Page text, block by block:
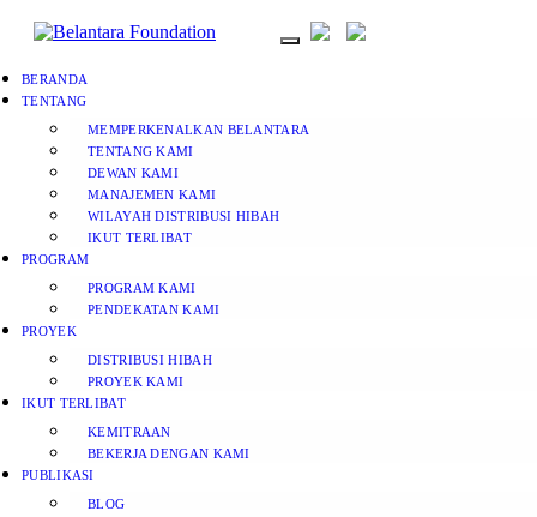
BERANDA
TENTANG
MEMPERKENALKAN BELANTARA
TENTANG KAMI
DEWAN KAMI
MANAJEMEN KAMI
WILAYAH DISTRIBUSI HIBAH
IKUT TERLIBAT
PROGRAM
PROGRAM KAMI
PENDEKATAN KAMI
PROYEK
DISTRIBUSI HIBAH
PROYEK KAMI
IKUT TERLIBAT
KEMITRAAN
BEKERJA DENGAN KAMI
PUBLIKASI
BLOG